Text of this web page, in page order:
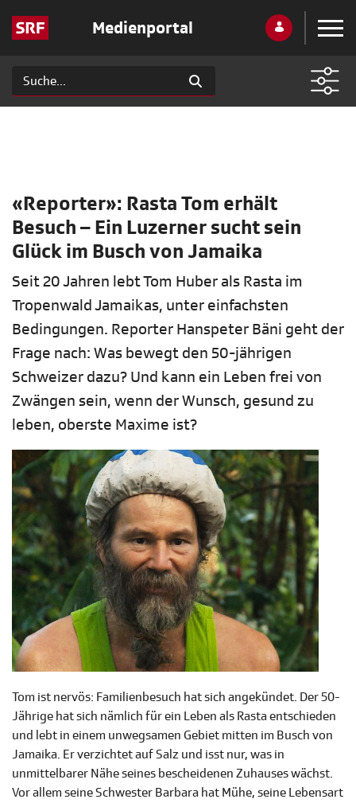
Medienportal
«Reporter»: Rasta Tom erhält
Besuch – Ein Luzerner sucht sein
Glück im Busch von Jamaika
Seit 20 Jahren lebt Tom Huber als Rasta im
Tropenwald Jamaikas, unter einfachsten
Bedingungen. Reporter Hanspeter Bäni geht der
Frage nach: Was bewegt den 50-jährigen
Schweizer dazu? Und kann ein Leben frei von
Zwängen sein, wenn der Wunsch, gesund zu
leben, oberste Maxime ist?
Tom ist nervös: Familienbesuch hat sich angekündet. Der 50-
Jährige hat sich nämlich für ein Leben als Rasta entschieden
und lebt in einem unwegsamen Gebiet mitten im Busch von
Jamaika. Er verzichtet auf Salz und isst nur, was in
unmittelbarer Nähe seines bescheidenen Zuhauses wächst.
Vor allem seine Schwester Barbara hat Mühe, seine Lebensart